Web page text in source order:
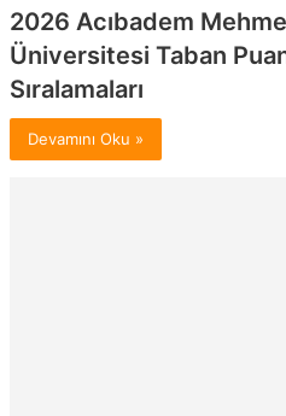
2026 Acıbadem
Üniversitesi Taban
Sıralamaları
Devamını Oku »